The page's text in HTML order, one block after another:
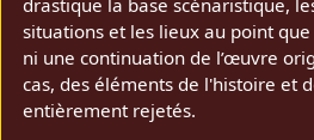
situations et les lieux au point
ni une continuation de l’œuvre
cas, des éléments de l'histoire et
entièrement rejetés.